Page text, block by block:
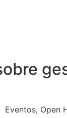
Eventos, Open